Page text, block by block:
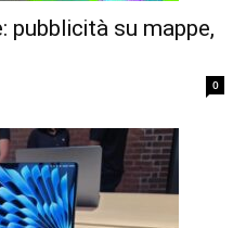
pubblicità su mappe,
0